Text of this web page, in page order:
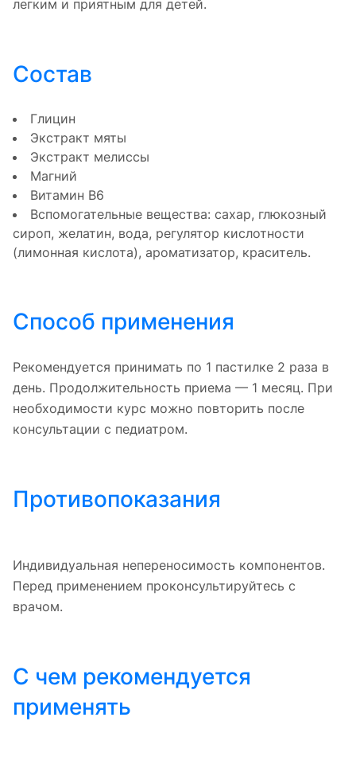
легким и приятным для детей.
Состав
Глицин
Экстракт мяты
Экстракт мелиссы
Магний
Витамин В6
Вспомогательные вещества: сахар, глюкозный
сироп, желатин, вода, регулятор кислотности
(лимонная кислота), ароматизатор, краситель.
Способ применения
Рекомендуется принимать по 1 пастилке 2 раза в
день. Продолжительность приема — 1 месяц. При
необходимости курс можно повторить после
консультации с педиатром.
Противопоказания
Индивидуальная непереносимость компонентов.
Перед применением проконсультируйтесь с
врачом.
С чем рекомендуется
применять